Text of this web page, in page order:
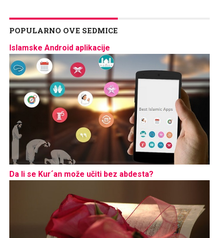
POPULARNO OVE SEDMICE
Islamske Android aplikacije
Da li se Kur´an može učiti bez abdesta?